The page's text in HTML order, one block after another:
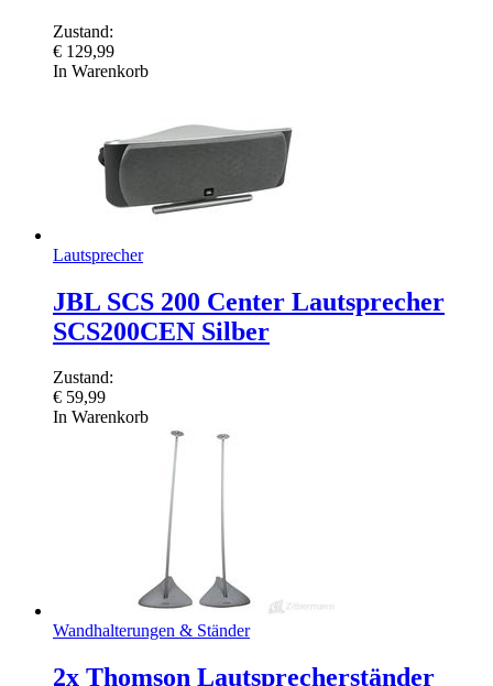
Zustand:
€ 129,99
In Warenkorb
Lautsprecher
JBL SCS 200 Center Lautsprecher
SCS200CEN Silber
Zustand:
€ 59,99
In Warenkorb
Wandhalterungen & Ständer
2x Thomson Lautsprecherständer